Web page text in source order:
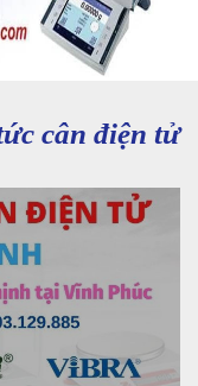
cân điện tử